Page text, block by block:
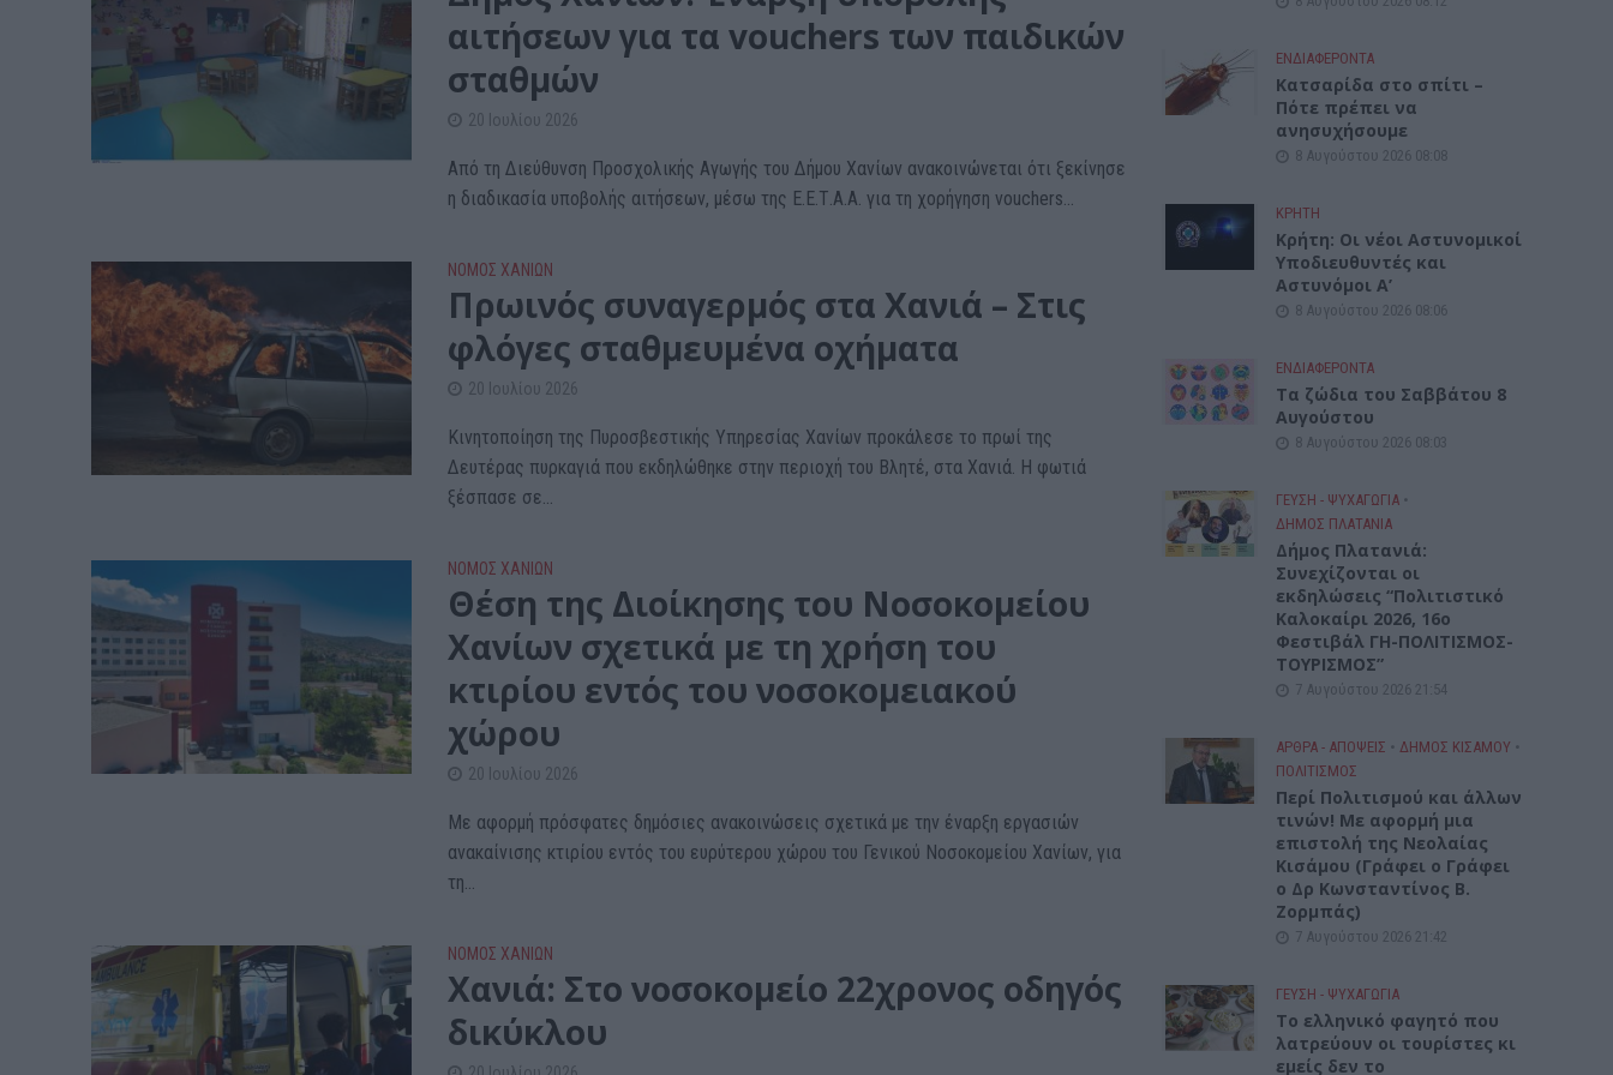
αιτήσεων για τα vouchers των παιδικών
σταθμών
20 Ιουλίου 2026
Από τη Διεύθυνση Προσχολικής Αγωγής του Δήμου Χανίων ανακοινώνεται ότι ξεκίνησε
η διαδικασία υποβολής αιτήσεων, μέσω της Ε.Ε.Τ.Α.Α. για τη χορήγηση vouchers...
ΝΟΜΌΣ ΧΑΝΊΩΝ
Πρωινός συναγερμός στα Χανιά – Στις
φλόγες σταθμευμένα οχήματα
20 Ιουλίου 2026
Κινητοποίηση της Πυροσβεστικής Υπηρεσίας Χανίων προκάλεσε το πρωί της
Δευτέρας πυρκαγιά που εκδηλώθηκε στην περιοχή του Βλητέ, στα Χανιά. Η φωτιά
ξέσπασε σε...
ΝΟΜΌΣ ΧΑΝΊΩΝ
Θέση της Διοίκησης του Νοσοκομείου
Χανίων σχετικά με τη χρήση του
κτιρίου εντός του νοσοκομειακού
χώρου
20 Ιουλίου 2026
Με αφορμή πρόσφατες δημόσιες ανακοινώσεις σχετικά με την έναρξη εργασιών
ανακαίνισης κτιρίου εντός του ευρύτερου χώρου του Γενικού Νοσοκομείου Χανίων, για
τη...
ΝΟΜΌΣ ΧΑΝΊΩΝ
Xανιά: Στο νοσοκομείο 22χρονος οδηγός
δικύκλου
ΕΝΔΙΑΦΕΡΟΝΤΑ
Κατσαρίδα στο σπίτι –
Πότε πρέπει να
ανησυχήσουμε
8 Αυγούστου 2026 08:08
ΚΡΗΤΗ
Κρήτη: Οι νέοι Αστυνομικοί
Υποδιευθυντές και
Αστυνόμοι Α’
8 Αυγούστου 2026 08:06
ΕΝΔΙΑΦΕΡΟΝΤΑ
Tα ζώδια του Σαββάτου 8
Αυγούστου
8 Αυγούστου 2026 08:03
ΓΕΎΣΗ - ΨΥΧΑΓΩΓΊΑ •
ΔΉΜΟΣ ΠΛΑΤΑΝΙΆ
Δήμος Πλατανιά:
Συνεχίζονται οι
εκδηλώσεις “Πολιτιστικό
Καλοκαίρι 2026, 16ο
Φεστιβάλ ΓΗ-ΠΟΛΙΤΙΣΜΟΣ-
ΤΟΥΡΙΣΜΟΣ”
7 Αυγούστου 2026 21:54
ΑΡΘΡΑ - ΑΠΟΨΕΙΣ • ΔΉΜΟΣ ΚΙΣΆΜΟΥ •
ΠΟΛΙΤΙΣΜΟΣ
Περί Πολιτισμού και άλλων
τινών! Mε αφορμή μια
επιστολή της Νεολαίας
Κισάμου (Γράφει ο Γράφει
ο Δρ Κωνσταντίνος Β.
Ζορμπάς)
7 Αυγούστου 2026 21:42
ΓΕΎΣΗ - ΨΥΧΑΓΩΓΊΑ
Το ελληνικό φαγητό που
λατρεύουν οι τουρίστες κι
εμείς δεν το